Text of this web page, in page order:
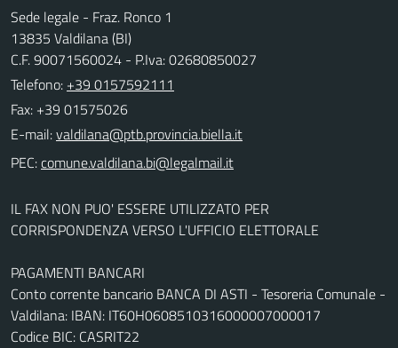
Sede legale - Fraz. Ronco 1
13835 Valdilana (BI)
C.F. 90071560024 - P.Iva: 02680850027
Telefono: +39 0157592111
Fax: +39 01575026
E-mail:
PEC:
IL FAX NON PUO' ESSERE UTILIZZATO PER
CORRISPONDENZA VERSO L'UFFICIO ELETTORALE
PAGAMENTI BANCARI
Conto corrente bancario BANCA DI ASTI - Tesoreria Comunale -
Valdilana: IBAN: IT60H0608510316000007000017
Codice BIC: CASRIT22